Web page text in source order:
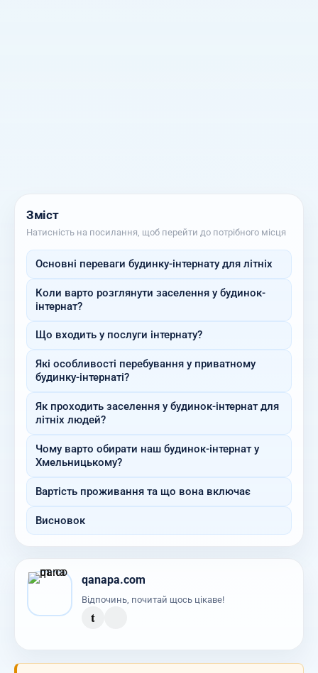
Зміст
Натисність на посилання, щоб перейти до потрібного місця
Основні переваги будинку-інтернату для літніх
Коли варто розглянути заселення у будинок-
інтернат?
Що входить у послуги інтернату?
Які особливості перебування у приватному
будинку-інтернаті?
Як проходить заселення у будинок-інтернат для
літніх людей?
Чому варто обирати наш будинок-інтернат у
Хмельницькому?
Вартість проживання та що вона включає
Висновок
qanapa.com
Відпочинь, почитай щось цікаве!
t